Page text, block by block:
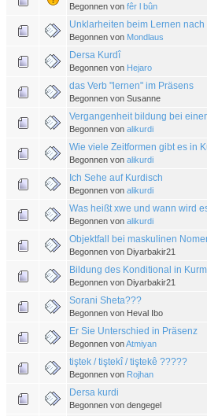
Begonnen von fêr l bûn
Unklarheiten beim Lernen
Begonnen von Mondlaus
Dersa Kurdî
Begonnen von Hejaro
das Verb "lernen" im Präsens
Begonnen von Susanne
Vergangenheit bildung bei
Begonnen von alikurdi
Wie viele Zeitformen gibt es in
Begonnen von alikurdi
Ich Sehe auf Kurdisch
Begonnen von alikurdi
Was heißt xwe und wann wird
Begonnen von alikurdi
Objektfall bei maskulinen
Begonnen von Diyarbakir21
Bildung des Konditional in
Begonnen von Diyarbakir21
Sorani Sheta???
Begonnen von Heval Ibo
Er Sie Unterschied in Präsenz
Begonnen vonAtmiyan
tiştek / tiştekî / tiştekê ?????
Begonnen von Rojhan
Dersa kurdi
Begonnen von dengegel